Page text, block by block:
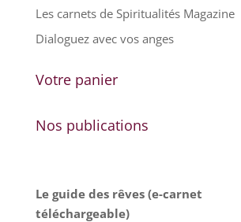
Les carnets de Spiritualités Magazine
Dialoguez avec vos anges
Votre panier
Nos publications
Le guide des rêves (e-carnet
téléchargeable)